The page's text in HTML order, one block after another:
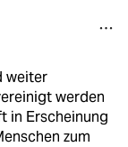
weiter
werden
in Erscheinung
zum